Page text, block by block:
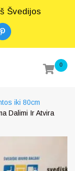
Švedijos
0
iki 80cm
Dalimi Ir Atvira